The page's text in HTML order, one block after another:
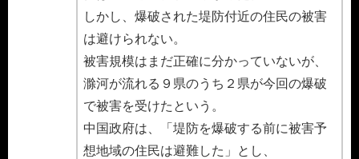
しかし、爆破された堤防付近の住民の被害
は避けられない。
被害規模はまだ正確に分かっていないが、
滁河が流れる９県のうち２県が今回の爆破
で被害を受けたという。
中国政府は、「堤防を爆破する前に被害予
想地域の住民は避難した」とし、